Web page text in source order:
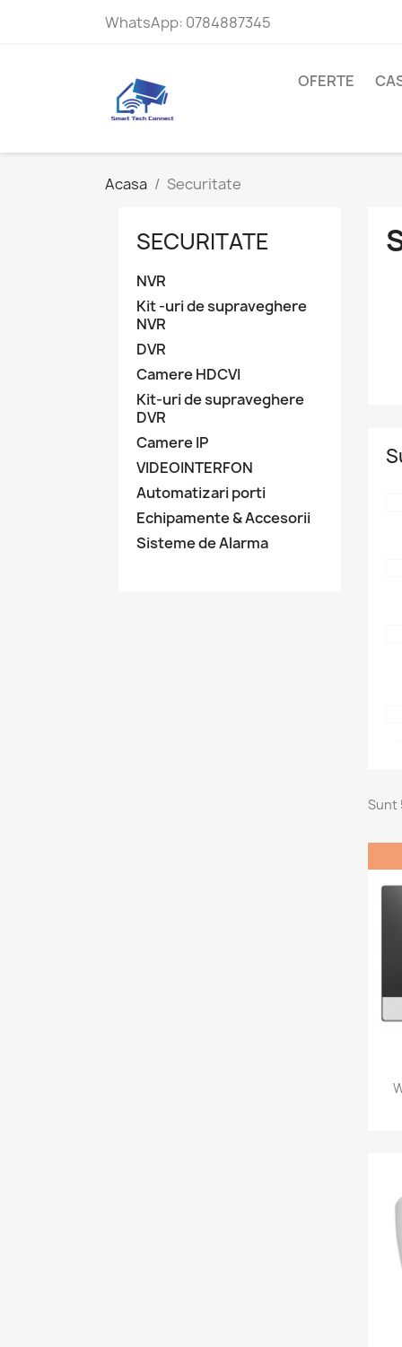
WhatsApp: 0784887345
OFERTE
Acasa Securitate
SECURITATE
NVR
Kit -uri de supraveghere
NVR
DVR
Camere HDCVI
Kit-uri de supraveghere
DVR
Camere IP
VIDEOINTERFON
Automatizari porti
Echipamente & Accesorii
Sisteme de Alarma
Sunt